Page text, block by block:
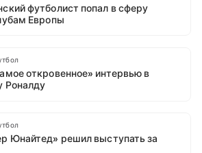
футболист попал в сферу
Европы
откровенное» интервью в
Роналду
Юнайтед» решил выступать за